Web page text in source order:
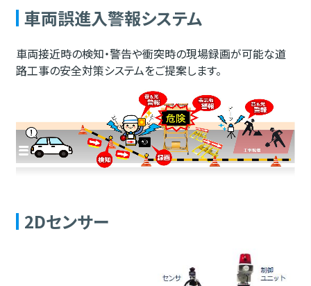
車両誤進入警報システム
車両接近時の検知・警告や衝突時の現場録画が可能な道
路工事の安全対策システムをご提案します。
2Dセンサー